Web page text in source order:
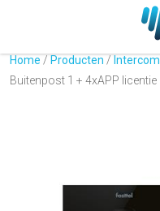
Home / Producten / Intercom
Buitenpost 1 + 4xAPP licentie